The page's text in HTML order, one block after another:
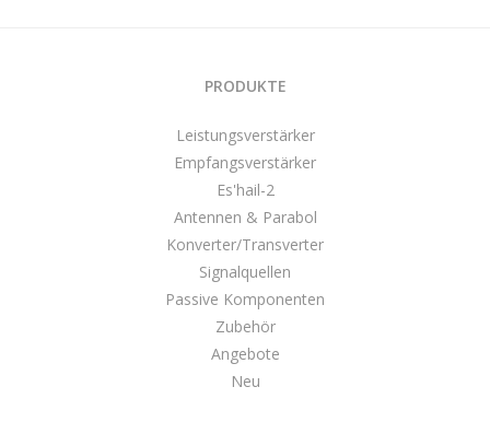
PRODUKTE
Leistungsverstärker
Empfangsverstärker
Es'hail-2
Antennen & Parabol
Konverter/Transverter
Signalquellen
Passive Komponenten
Zubehör
Angebote
Neu